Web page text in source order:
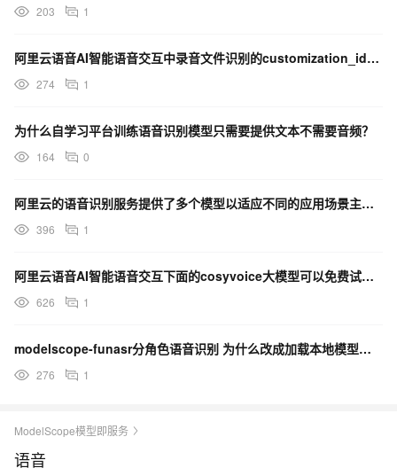
FSMN从本质上来说是一个前馈全连接网络（FNN），创新之处在
作用是把每个隐藏状态的前后单元一并编码进来，从而实现对序列
前后关系的捕捉。具体的计算流程如下：假设输入序列为，其中表
出为：
203 1
阿里云语音AI智能语音交互中录音文件识别的customization_id定制模型还是不能区分热词。
274 1
为什么自学习平台训练语音识别模型只需要提供文本不需要音频？
164 0
阿里云的语音识别服务提供了多个模型以适应不同的应用场景主要包括哪些？
396 1
阿里云语音AI智能语音交互下面的cosyvoice大模型可以免费试用吗？
626 1
modelscope-funasr分角色语音识别 为什么改成加载本地模型，还是很慢？
276 1
ModelScope模型即服务
语音